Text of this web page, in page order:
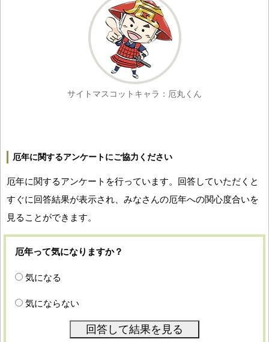
サイトマスコットキャラ：厄丸くん
厄年に関するアンケートにご協力ください
厄年に関するアンケートを行っています。回答していただくと
すぐに回答結果が表示され、みなさんの厄年への関心度合いを
見ることができます。
厄年って気になりますか？
気になる
気にならない